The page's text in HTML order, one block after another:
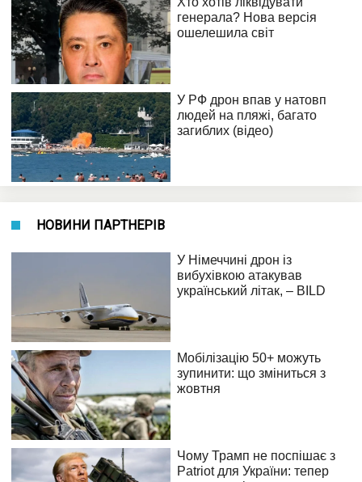
НОВИНИ ПАРТНЕРІВ